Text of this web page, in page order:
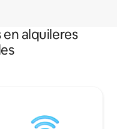
alquileres